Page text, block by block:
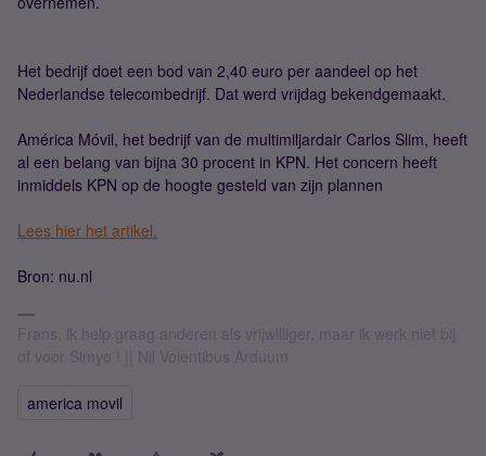
Het bedrijf doet een bod van 2,40 euro per aandeel op het
Nederlandse telecombedrijf. Dat werd vrijdag bekendgemaakt.
América Móvil, het bedrijf van de multimiljardair Carlos Slim, heeft
al een belang van bijna 30 procent in KPN. Het concern heeft
inmiddels KPN op de hoogte gesteld van zijn plannen
Lees hier het artikel.
Bron: nu.nl
Frans, ik help graag anderen als vrijwilliger, maar ik werk niet bij
of voor Simyo ! || Nil Volentibus Arduum
america movil